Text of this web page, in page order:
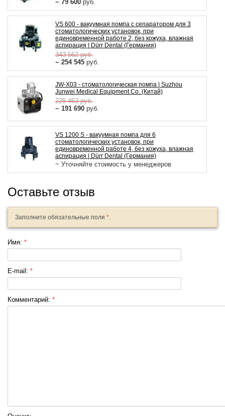
~ 79 600 руб.
VS 600 - вакуумная помпа с сепаратором для 3
стоматологических установок, при
единовременной работе 2, без кожуха, влажная
аспирация | Dürr Dental (Германия)
343 562руб.
~ 254 545 руб.
JW-Х03 - стоматологическая помпа | Suzhou
Junwei Medical Equipment Co. (Китай)
225 463руб.
~ 191 690 руб.
VS 1200 S - вакуумная помпа для 6
стоматологических установок, при
единовременной работе 4, без кожуха, влажная
аспирация | Dürr Dental (Германия)
~ Уточняйте стоимость у менеджеров
Оставьте отзыв
Заполните обязательные поля *
Имя: *
E-mail: *
Комментарий: *